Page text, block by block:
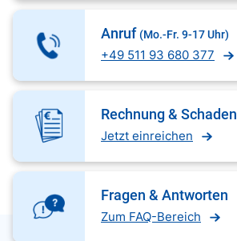
Anruf (Mo.-Fr. 9-17 Uhr)
+49 511 93 680 377
Rechnung & Schaden
Jetzt einreichen
Fragen & Antworten
Zum FAQ-Bereich